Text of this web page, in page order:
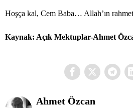
Hoşça kal, Cem Baba… Allah’ın
Kaynak: Açık Mektuplar-Ahmet
Ahmet Özcan